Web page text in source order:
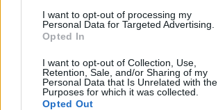
I want to opt-out of processing my
Personal Data for Targeted Advertising.
Opted In
I want to opt-out of Collection, Use,
Retention, Sale, and/or Sharing of my
Personal Data that Is Unrelated with the
Purposes for which it was collected.
Opted Out
© By Joselito
Responder